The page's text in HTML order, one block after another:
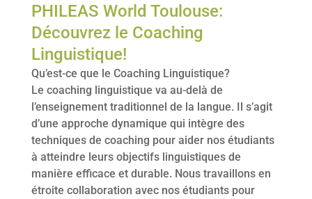
PHILEAS World Toulouse:
Découvrez le Coaching
Linguistique!
Qu’est-ce que le Coaching Linguistique?
Le coaching linguistique va au-delà de
l’enseignement traditionnel de la langue. Il s’agit
d’une approche dynamique qui intègre des
techniques de coaching pour aider nos étudiants
à atteindre leurs objectifs linguistiques de
manière efficace et durable. Nous travaillons en
étroite collaboration avec nos étudiants pour